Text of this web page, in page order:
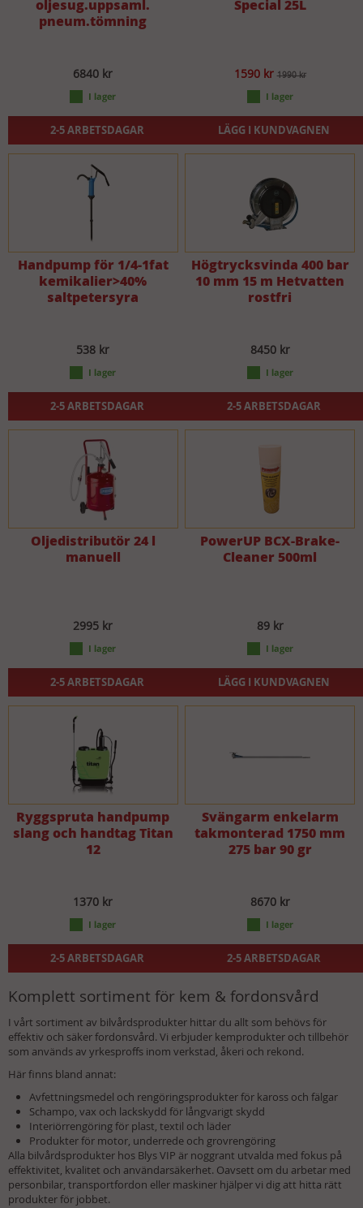
oljesug.uppsaml.
pneum.tömning
6840 kr
2-5 ARBETSDAGAR
Special 25L
1590 kr 1990 kr
LÄGG I KUNDVAGNEN
Handpump för 1/4-1fat
kemikalier>40%
saltpetersyra
538 kr
2-5 ARBETSDAGAR
Högtrycksvinda 400 bar
10 mm 15 m Hetvatten
rostfri
8450 kr
2-5 ARBETSDAGAR
Oljedistributör 24 l
manuell
2995 kr
2-5 ARBETSDAGAR
PowerUP BCX-Brake-
Cleaner 500ml
89 kr
LÄGG I KUNDVAGNEN
Ryggspruta handpump
slang och handtag Titan
12
1370 kr
2-5 ARBETSDAGAR
Svängarm enkelarm
takmonterad 1750 mm
275 bar 90 gr
8670 kr
2-5 ARBETSDAGAR
Komplett sortiment för kem & fordonsvård
I vårt sortiment av bilvårdsprodukter hittar du allt som behövs för
effektiv och säker fordonsvård. Vi erbjuder kemprodukter och tillbehör
som används av yrkesproffs inom verkstad, åkeri och rekond.
Här finns bland annat:
Avfettningsmedel och rengöringsprodukter för kaross och fälgar
Schampo, vax och lackskydd för långvarigt skydd
Interiörrengöring för plast, textil och läder
Produkter för motor, underrede och grovrengöring
Alla bilvårdsprodukter hos Blys VIP är noggrant utvalda med fokus på
effektivitet, kvalitet och användarsäkerhet. Oavsett om du arbetar med
personbilar, transportfordon eller maskiner hjälper vi dig att hitta rätt
produkter för jobbet.